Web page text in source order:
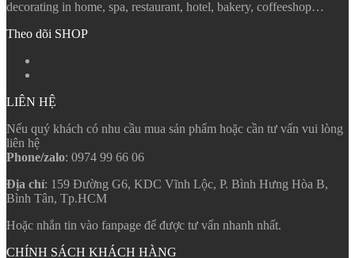
decorating in home, spa, restaurant, hotel, bakery, coffeeshop…
Theo dõi SHOP
LIÊN HỆ
Nếu quý khách có nhu cầu mua sản phẩm hoặc cần tư vấn vui lòng
liên hệ
Phone/zalo: 0974 99 66 06
Địa chỉ: 159 Đường G6, KDC Vĩnh Lộc, P. Bình Hưng Hòa B,
Bình Tân, Tp.HCM
Hoặc nhắn tin vào fanpage để được tư vấn nhanh nhất.
CHÍNH SÁCH KHÁCH HÀNG